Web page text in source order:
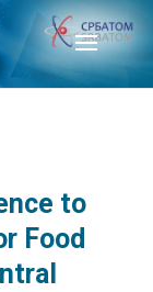
to
Food